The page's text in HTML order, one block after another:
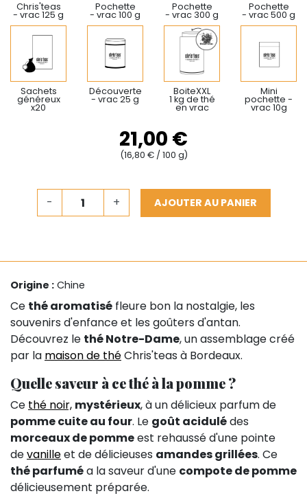
Chris'teas
- vrac 125 g
Pochette
- vrac 100 g
Pochette
- vrac 300 g
Pochette
- vrac 500 g
Sachets
généreux
x20
Découverte
- vrac 25 g
BoiteXXL
1 kg de thé
en vrac
Mini
pochette -
vrac 10g
21,00 €
(16,80 € / 100 g)
- + AJOUTER AU PANIER
Origine : Chine
Ce thé aromatisé fleure bon la nostalgie, les
souvenirs d'enfance et les goûters d'antan.
Découvrez le thé Notre-Dame, un assemblage créé
par la maison de théChris'teas à Bordeaux.
Quelle saveur à ce thé à la pomme ?
Ce thé noir, mystérieux, à un délicieux parfum de
pomme cuite au four. Le goût acidulédes
morceaux de pommeest rehaussé d'une pointe
devanilleet de délicieuses amandes grillées. Ce
thé parfuméa la saveur d'une compote de pomme
délicieusement préparée.